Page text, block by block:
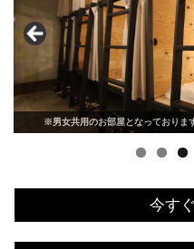
広々とした二段ベッドが設
ベッドサイ
※男女共用のお部屋となっておりま
各ベッドに(コンセント・セーフテ
共有の洗面の
共有のシャワー
共有のトイレ
今す